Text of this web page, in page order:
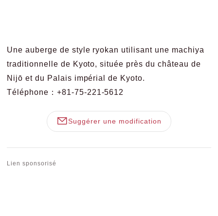
Une auberge de style ryokan utilisant une machiya
traditionnelle de Kyoto, située près du château de
Nijō et du Palais impérial de Kyoto.
Téléphone：+81-75-221-5612
Suggérer une modification
Lien sponsorisé